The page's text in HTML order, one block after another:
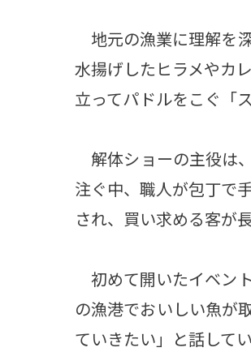
地元の漁業に理解を
水揚げしたヒラメやカ
立ってパドルをこぐ「
解体ショーの主役は
注ぐ中、職人が包丁で
され、買い求める客が
初めて開いたイベン
の漁港でおいしい魚が
ていきたい」と話してい